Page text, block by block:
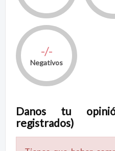
-/-
Negativos
Danos tu
registrados)